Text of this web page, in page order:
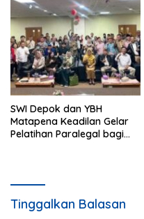
SWI Depok dan YBH
Matapena Keadilan Gelar
Pelatihan Paralegal bagi
Tinggalkan Balasan